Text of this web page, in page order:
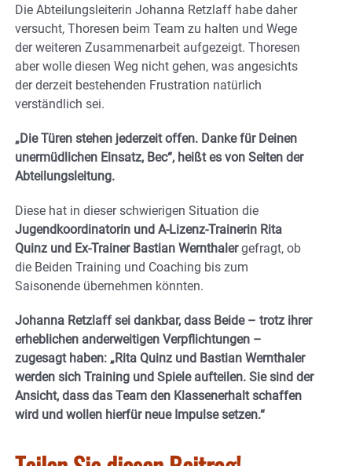
Die Abteilungsleiterin Johanna Retzlaff habe daher
versucht, Thoresen beim Team zu halten und Wege
der weiteren Zusammenarbeit aufgezeigt. Thoresen
aber wolle diesen Weg nicht gehen, was angesichts
der derzeit bestehenden Frustration natürlich
verständlich sei.
„Die Türen stehen jederzeit offen. Danke für Deinen
unermüdlichen Einsatz, Bec“, heißt es von Seiten der
Abteilungsleitung.
Diese hat in dieser schwierigen Situation die
Jugendkoordinatorin und A-Lizenz-Trainerin Rita
Quinz und Ex-Trainer Bastian Wernthalergefragt, ob
die Beiden Training und Coaching bis zum
Saisonende übernehmen könnten.
Johanna Retzlaff sei dankbar, dass Beide – trotz ihrer
erheblichen anderweitigen Verpflichtungen –
zugesagt haben: „Rita Quinz und Bastian Wernthaler
werden sich Training und Spiele aufteilen. Sie sind der
Ansicht, dass das Team den Klassenerhalt schaffen
wird und wollen hierfür neue Impulse setzen.“